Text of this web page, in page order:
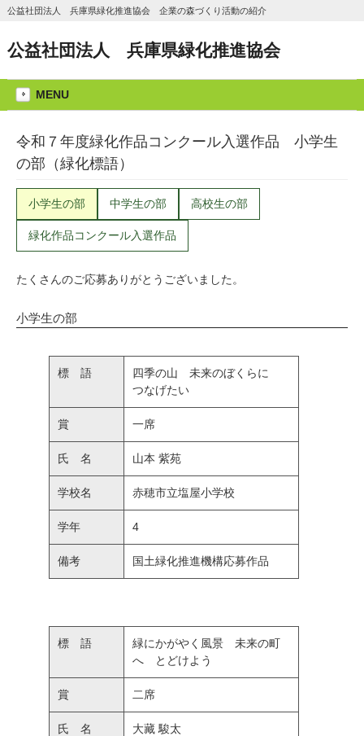
公益社団法人 兵庫県緑化推進協会 企業の森づくり活動の紹介
公益社団法人 兵庫県緑化推進協会
MENU
令和７年度緑化作品コンクール入選作品 小学生
の部（緑化標語）
小学生の部 中学生の部 高校生の部
緑化作品コンクール入選作品
たくさんのご応募ありがとうございました。
小学生の部
標 語
四季の山 未来のぼくらに
つなげたい
賞 一席
氏 名 山本 紫苑
学校名 赤穂市立塩屋小学校
学年 4
備考 国土緑化推進機構応募作品
標 語
緑にかがやく風景 未来の町
へ とどけよう
賞 二席
氏 名 大藏 駿太